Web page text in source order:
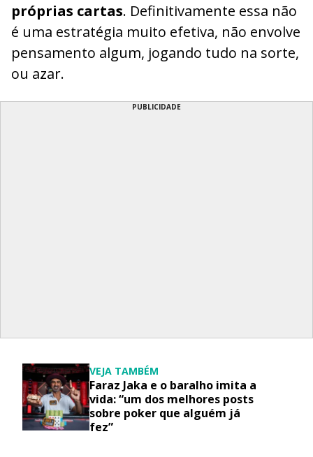
próprias cartas. Definitivamente essa não
é uma estratégia muito efetiva, não envolve
pensamento algum, jogando tudo na sorte,
ou azar.
PUBLICIDADE
VEJA TAMBÉM
Faraz Jaka e o baralho imita a
vida: “um dos melhores posts
sobre poker que alguém já
fez”